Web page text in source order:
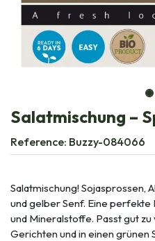
Salatmischung –
Reference: Buzzy-084066
Salatmischung! Sojasprossen,
und gelber Senf. Eine
und Mineralstoffe. Passt gut
Gerichten und in einen grünen